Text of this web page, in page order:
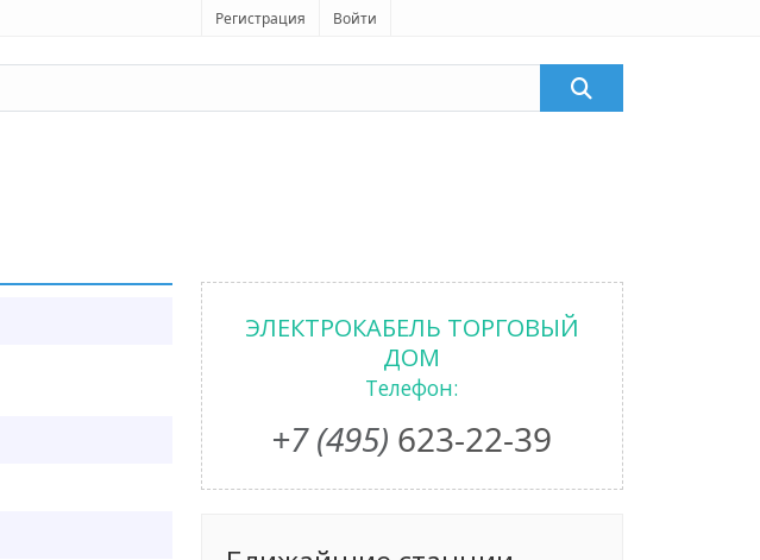
Регистрация Войти
ЭЛЕКТРОКАБЕЛЬ ТОРГОВЫЙ
ДОМ
Телефон:
+7 (495) 623-22-39